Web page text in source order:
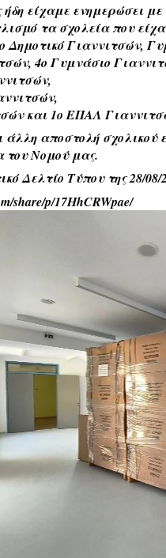
είχαμε ενημερώσει με
τα σχολεία που
Δημοτικό Γιαννιτσών,
4ο Γυμνάσιο
και 1ο ΕΠΑΛ
άλλη αποστολή σχολικού
του Νομού μας.
Δελτίο Τύπου της 28/08/
share/p/17HhCRWpae/